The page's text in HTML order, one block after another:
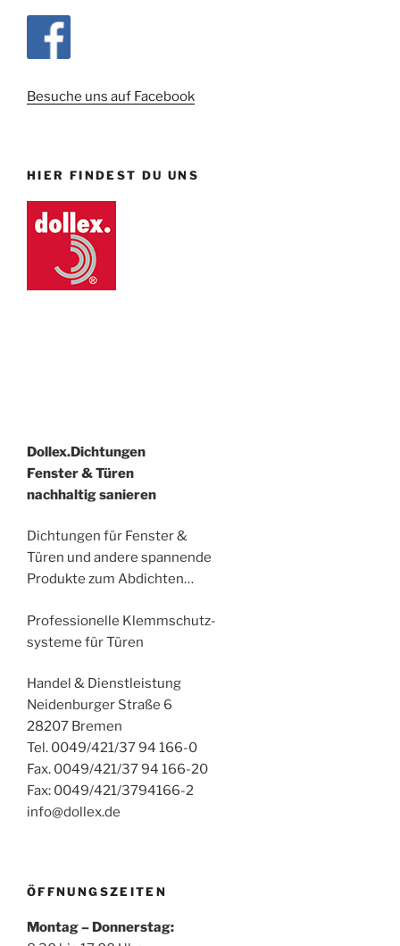
Besuche uns auf Facebook
HIER FINDEST DU UNS
Dollex.Dichtungen
Fenster & Türen
nachhaltig sanieren
Dichtungen für Fenster &
Türen und andere spannende
Produkte zum Abdichten…
Professionelle Klemmschutz-
systeme für Türen
Handel & Dienstleistung
Neidenburger Straße 6
28207 Bremen
Tel. 0049/421/37 94 166-0
Fax. 0049/421/37 94 166-20
Fax: 0049/421/3794166-2
info@dollex.de
ÖFFNUNGSZEITEN
Montag – Donnerstag: